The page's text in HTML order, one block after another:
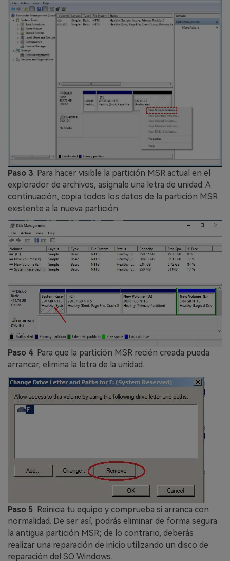
Paso 3 . Para hacer visible la partición MSR actual en el
explorador de archivos, asígnale una letra de unidad. A
continuación, copia todos los datos de la partición MSR
existente a la nueva partición.
Paso 4. Para que la partición MSR recién creada pueda
arrancar, elimina la letra de la unidad.
Paso 5. Reinicia tu equipo y comprueba si arranca con
normalidad. De ser así, podrás eliminar de forma segura
la antigua partición MSR; de lo contrario, deberás
realizar una reparación de inicio utilizando un disco de
reparación del SO Windows.